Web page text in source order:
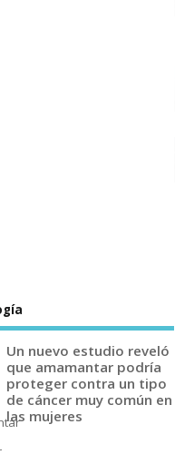
Un nuevo estudio reveló
que amamantar podría
proteger contra un tipo
de cáncer muy común en
las mujeres